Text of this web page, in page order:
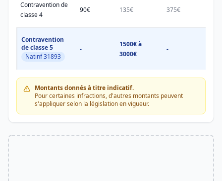
Contravention de
classe 4
90€ 135€ 375€
Contravention
de classe 5
Natinf 31893
-
1500€ à
3000€
-
Montants donnés à titre indicatif.
Pour certaines infractions, d'autres montants peuvent
s'appliquer selon la législation en vigueur.